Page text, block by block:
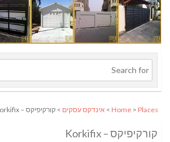
Home > Places
> אינדקס עסקים > קורקיפיקס – Korkifix
קורקיפיקס – Korkifix